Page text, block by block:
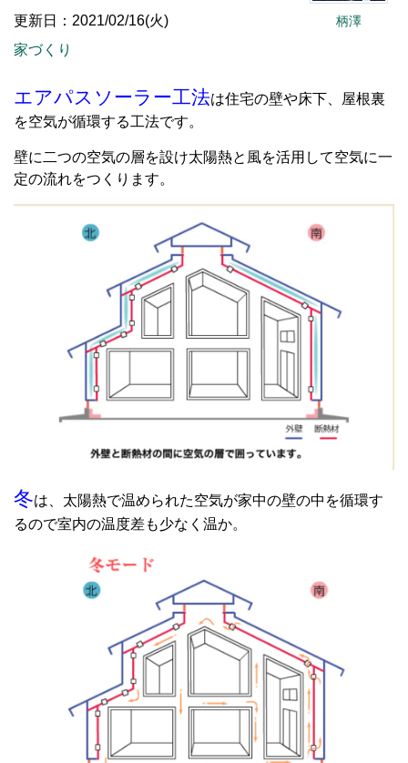
柄澤
更新日：2021/02/16(火)
家づくり
エアパスソーラー工法は住宅の壁や床下、屋根裏
を空気が循環する工法です。
壁に二つの空気の層を設け太陽熱と風を活用して空気に一
定の流れをつくります。
冬は、太陽熱で温められた空気が家中の壁の中を循環す
るので室内の温度差も少なく温か。